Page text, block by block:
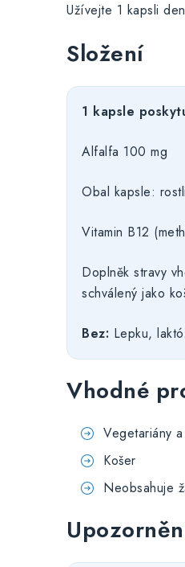
Užívejte 1 kapsli
Složení
1 kapsle
Alfalfa 100 mg
Obal kapsle:
Vitamin B12
Doplněk stravy
schválený jako
Bez: Lepku,
Vhodné
Vegetariány
Košer
Neobsahuje